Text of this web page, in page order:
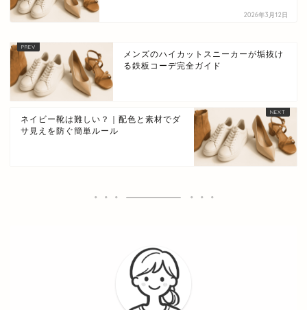
2026年3月12日
メンズのハイカットスニーカーが垢抜け
る鉄板コーデ完全ガイド
ネイビー靴は難しい？｜配色と素材でダ
サ見えを防ぐ簡単ルール